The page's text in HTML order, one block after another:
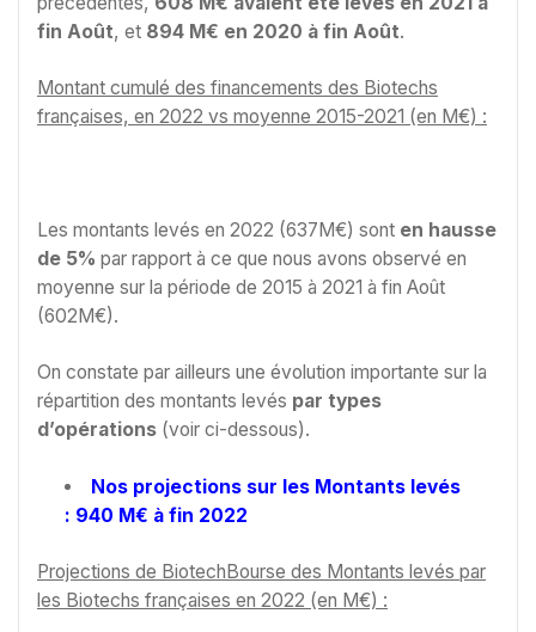
fin Août, et 894 M€ en 2020 à fin Août.
Montant cumulé des financements des Biotechs
françaises, en 2022 vs moyenne 2015-2021 (en M€) :
Les montants levés en 2022 (637M€) sont en hausse
de 5% par rapport à ce que nous avons observé en
moyenne sur la période de 2015 à 2021 à fin Août
(602M€).
On constate par ailleurs une évolution importante sur la
répartition des montants levés par types
d’opérations (voir ci-dessous).
Nos projections sur les Montants levés
: 940 M€ à fin 2022
Projections de BiotechBourse des Montants levés par
les Biotechs françaises en 2022 (en M€) :